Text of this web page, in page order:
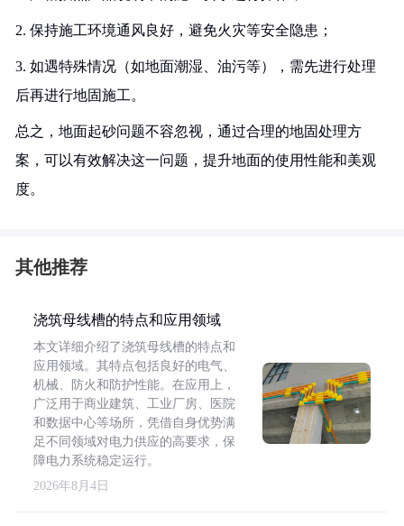
2. 保持施工环境通风良好，避免火灾等安全隐患；
3. 如遇特殊情况（如地面潮湿、油污等），需先进行处理
后再进行地固施工。
总之，地面起砂问题不容忽视，通过合理的地固处理方
案，可以有效解决这一问题，提升地面的使用性能和美观
度。
其他推荐
浇筑母线槽的特点和应用领域
本文详细介绍了浇筑母线槽的特点和
应用领域。其特点包括良好的电气、
机械、防火和防护性能。在应用上，
广泛用于商业建筑、工业厂房、医院
和数据中心等场所，凭借自身优势满
足不同领域对电力供应的高要求，保
障电力系统稳定运行。
2026年8月4日